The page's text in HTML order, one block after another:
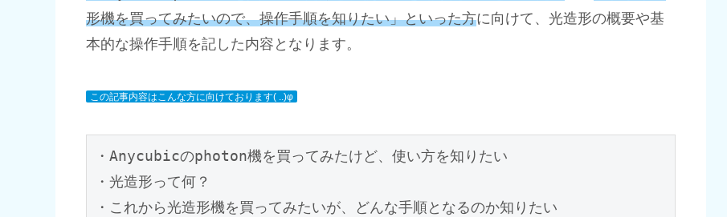
形機を買ってみたいので、操作手順を知りたい」といった方に向けて、光造形の概要や基
本的な操作手順を記した内容となります。
この記事内容はこんな方に向けております( ..)φ
・Anycubicのphoton機を買ってみたけど、使い方を知りたい
・光造形って何？
・これから光造形機を買ってみたいが、どんな手順となるのか知りたい